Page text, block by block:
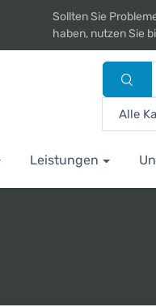
Sollten Sie
haben, nutzen Sie
Leistungen